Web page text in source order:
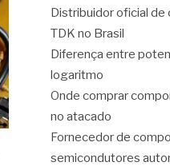
Distribuidor oficial de
TDK no Brasil
Diferença entre
logaritmo
Onde comprar
no atacado
Fornecedor de
semicondutores